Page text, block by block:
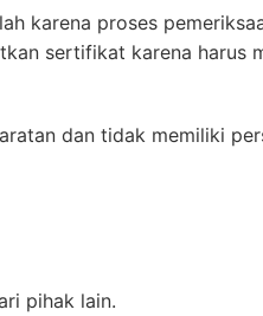
karena proses
sertifikat karena harus
dan tidak memiliki
pihak lain.